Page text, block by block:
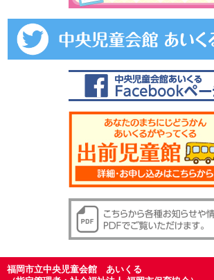
福岡市立中央児童会館 あいくる